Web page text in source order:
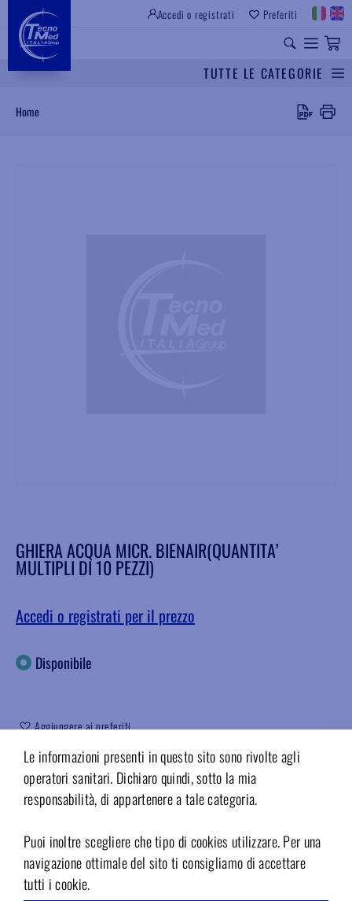
Le informazioni presenti in questo sito sono rivolte agli
operatori sanitari. Dichiaro quindi, sotto la mia
responsabilità, di appartenere a tale categoria.
Puoi inoltre scegliere che tipo di cookies utilizzare. Per una
navigazione ottimale del sito ti consigliamo di accettare
tutti i cookie.
Accedi o registrati Preferiti
TUTTE LE CATEGORIE
Home
GHIERA ACQUA MICR. BIENAIR(QUANTITA’
MULTIPLI DI 10 PEZZI)
Accedi o registrati per il prezzo
Disponibile
Aggiungere ai preferiti
Codice:0113514